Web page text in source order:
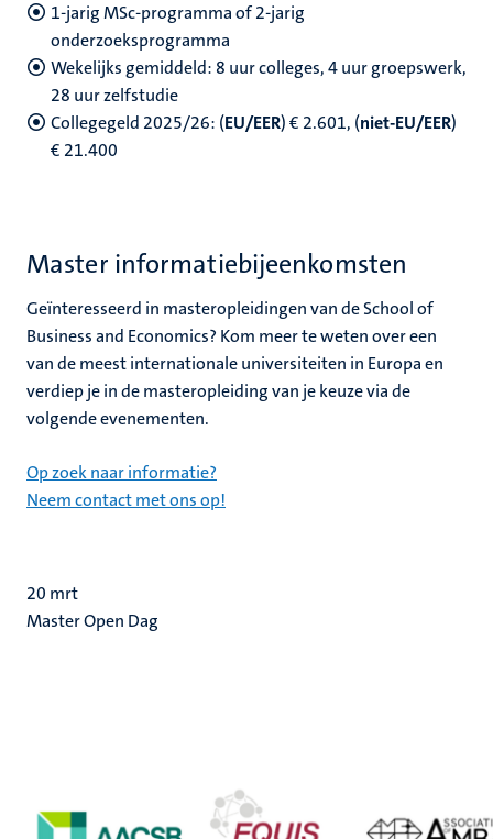
1-jarig MSc-programma of 2-jarig
onderzoeksprogramma
Wekelijks gemiddeld: 8 uur colleges, 4 uur groepswerk,
28 uur zelfstudie
Collegegeld 2025/26: (EU/EER) € 2.601, (niet-EU/EER)
€ 21.400
Master informatiebijeenkomsten
Geïnteresseerd in masteropleidingen van de School of
Business and Economics? Kom meer te weten over een
van de meest internationale universiteiten in Europa en
verdiep je in de masteropleiding van je keuze via de
volgende evenementen.
Op zoek naar informatie?
Neem contact met ons op!
20 mrt
Master Open Dag